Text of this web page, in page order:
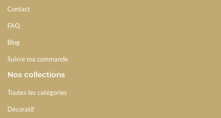
Contact
FAQ
Blog
Suivre ma commande
Nos collections
Toutes les catégories
Décoratif